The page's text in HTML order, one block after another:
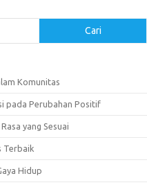
Cari
Komunitas
pada Perubahan Positif
yang Sesuai
Terbaik
Hidup